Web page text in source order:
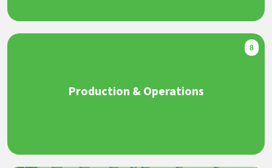
8
Production & Operations